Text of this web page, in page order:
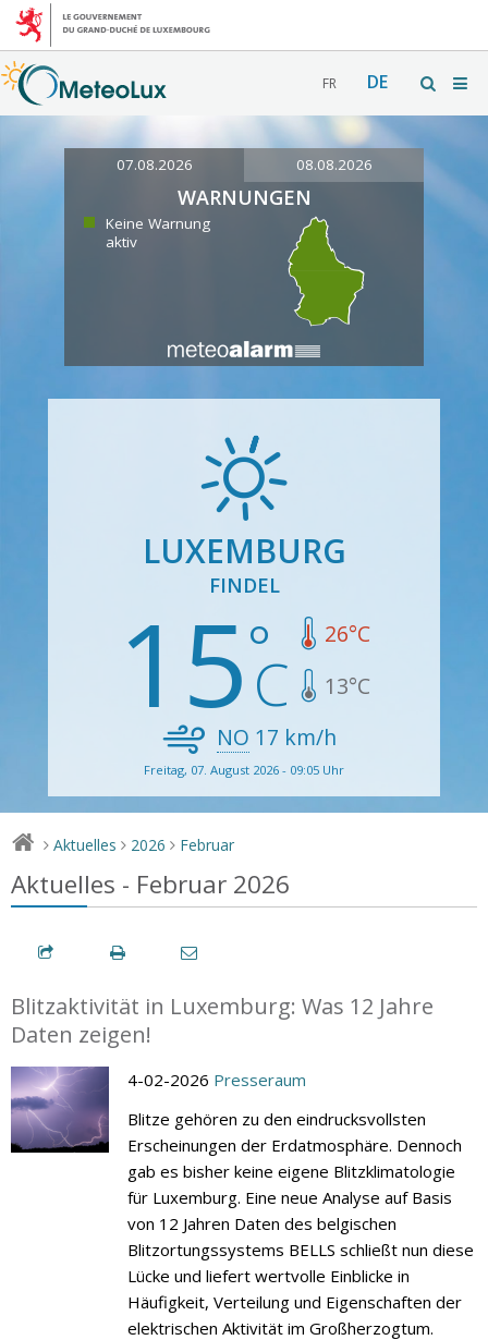
FR DE
07.08.2026 08.08.2026
WARNUNGEN
Keine Warnung
aktiv
LUXEMBURG
FINDEL
15 26°C
13°C
NO 17 km/h
Freitag, 07. August 2026 - 09:05 Uhr
> Aktuelles > 2026 > Februar
Aktuelles - Februar 2026
Blitzaktivität in Luxemburg: Was 12 Jahre
Daten zeigen!
4-02-2026 Presseraum
Blitze gehören zu den eindrucksvollsten
Erscheinungen der Erdatmosphäre. Dennoch
gab es bisher keine eigene Blitzklimatologie
für Luxemburg. Eine neue Analyse auf Basis
von 12 Jahren Daten des belgischen
Blitzortungssystems BELLS schließt nun diese
Lücke und liefert wertvolle Einblicke in
Häufigkeit, Verteilung und Eigenschaften der
elektrischen Aktivität im Großherzogtum.